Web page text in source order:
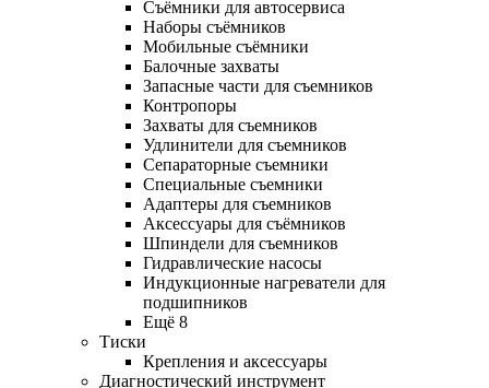
Съёмники для автосервиса
Наборы съёмников
Мобильные съёмники
Балочные захваты
Запасные части для съемников
Контропоры
Захваты для съемников
Удлинители для съемников
Сепараторные съемники
Специальные съемники
Адаптеры для съемников
Аксессуары для съёмников
Шпиндели для съемников
Гидравлические насосы
Индукционные нагреватели для
подшипников
Ещё 8
Тиски
Крепления и аксессуары
Диагностический инструмент